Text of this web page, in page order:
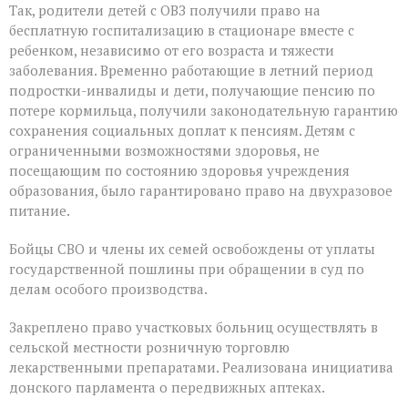
Так, родители детей с ОВЗ получили право на
бесплатную госпитализацию в стационаре вместе с
ребенком, независимо от его возраста и тяжести
заболевания. Временно работающие в летний период
подростки-инвалиды и дети, получающие пенсию по
потере кормильца, получили законодательную гарантию
сохранения социальных доплат к пенсиям. Детям с
ограниченными возможностями здоровья, не
посещающим по состоянию здоровья учреждения
образования, было гарантировано право на двухразовое
питание.
Бойцы СВО и члены их семей освобождены от уплаты
государственной пошлины при обращении в суд по
делам особого производства.
Закреплено право участковых больниц осуществлять в
сельской местности розничную торговлю
лекарственными препаратами. Реализована инициатива
донского парламента о передвижных аптеках.